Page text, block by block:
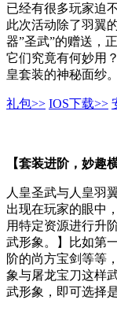
已经有很多玩家迫
此次活动除了羽翼
器”圣武”的赠送，
它们究竟有何妙用
皇套装的神秘面纱。
礼包>> IOS下载>>
【套装进阶，妙趣
人皇圣武与人皇羽
出现在玩家的眼中
用特定资源进行升
武形象。】比如第
阶的尚方宝剑等等
象与屠龙宝刀这样
武形象，即可选择